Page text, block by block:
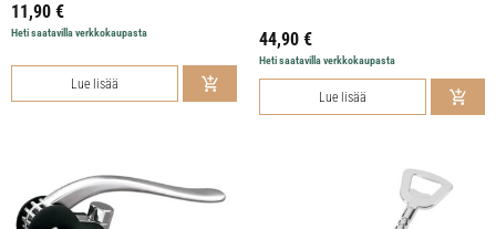
11,90 €
Heti saatavilla verkkokaupasta
Lue lisää
44,90 €
Heti saatavilla verkkokaupasta
Lue lisää